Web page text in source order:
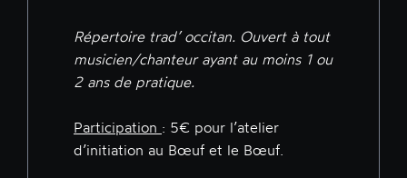
Répertoire trad’ occitan. Ouvert à tout
musicien/chanteur ayant au moins 1 ou
2 ans de pratique.
Participation : 5€ pour l’atelier
d’initiation au Bœuf et le Bœuf.